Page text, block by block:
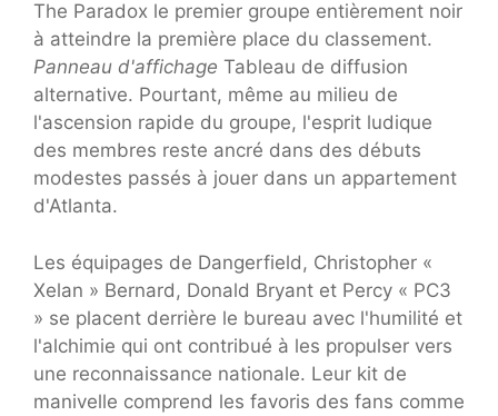
The Paradox le premier groupe entièrement noir
à atteindre la première place du classement.
Panneau d'affichage Tableau de diffusion
alternative. Pourtant, même au milieu de
l'ascension rapide du groupe, l'esprit ludique
des membres reste ancré dans des débuts
modestes passés à jouer dans un appartement
d'Atlanta.
Les équipages de Dangerfield, Christopher «
Xelan » Bernard, Donald Bryant et Percy « PC3
» se placent derrière le bureau avec l'humilité et
l'alchimie qui ont contribué à les propulser vers
une reconnaissance nationale. Leur kit de
manivelle comprend les favoris des fans comme